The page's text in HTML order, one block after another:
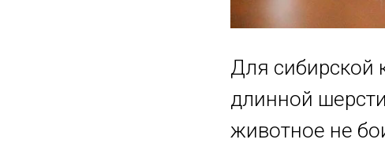
Для сибирской
длинной
животное не